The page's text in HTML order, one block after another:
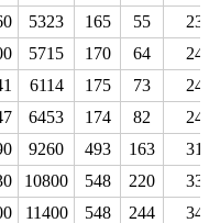
5323 165 55
23
5715 170 64
24
6114 175 73
24
6453 174 82
24
9260 493 163
31
10800 548 220
33
11400 548 244
34